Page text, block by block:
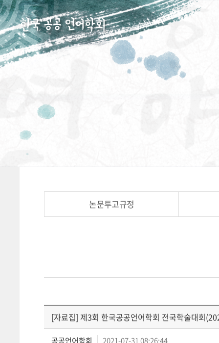
논문투고규정
[자료집] 제3회 한국공공언어학회 전국학술대회
공공언어학회 2021-07-31 08:26:44